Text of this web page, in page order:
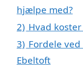
hjælpe med?
2) Hvad
3) Fordele
Ebeltoft